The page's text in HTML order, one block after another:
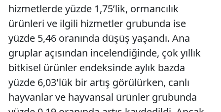
hizmetlerde yüzde 1,75’lik, ormancılık
ürünleri ve ilgili hizmetler grubunda ise
yüzde 5,46 oranında düşüş yaşandı. Ana
gruplar açısından incelendiğinde, çok yıllık
bitkisel ürünler endeksinde aylık bazda
yüzde 6,03'lük bir artış görülürken, canlı
hayvanlar ve hayvansal ürünler grubunda